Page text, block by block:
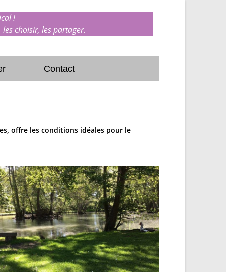
!
choisir, les partager.
Contact
offre les conditions idéales pour le